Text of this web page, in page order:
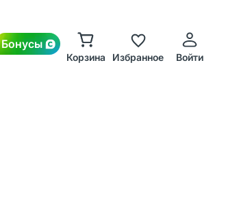
Бонусы
Корзина Избранное Войти